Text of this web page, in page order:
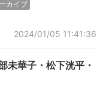
カイブ
2024/01/05 11:41:36
未華子・松下洸平・